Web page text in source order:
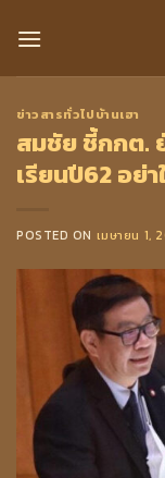
ข่าวสารทั่วไปบ้านเฮา
สมชัย ชี้กกต.
เรียนปี62 อย่
POSTED ON เมษายน 1,